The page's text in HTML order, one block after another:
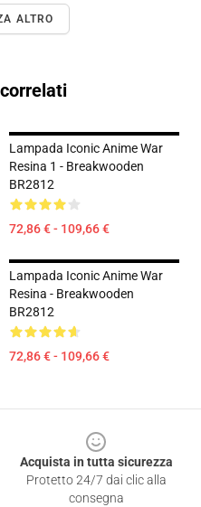
ALTRO
Lampada Iconic Anime War
Resina 1 - Breakwooden
BR2812
72,86 € - 109,66 €
Lampada Iconic Anime War
Resina - Breakwooden
BR2812
72,86 € - 109,66 €
Acquista in tutta sicurezza
Protetto 24/7 dai clic alla
consegna